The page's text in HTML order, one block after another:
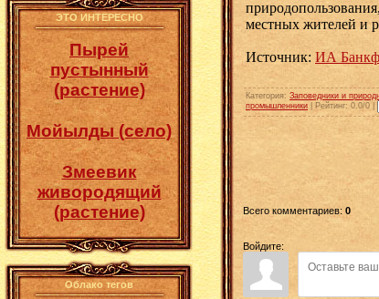
ЭТО ИНТЕРЕСНО
Пырей
пустынный
(растение)
Мойылды (село)
Змеевик
живородящий
(растение)
Облако тегов
местных жителей и
Источник: ИА
Категория: Заповедники и
промышленники
Рейтинг: 0.0/0 |
Всего комментариев: 0
Войдите: